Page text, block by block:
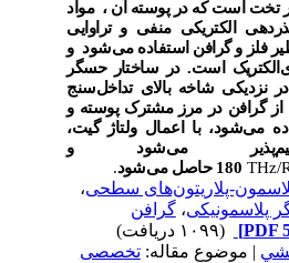
است که در پوسته آن ، مواد
الکتریکی منفی و تراوایی
فلز و گرافن استفاده می‌شود و
است. در ساختار حسگر
نزدیکی شاخه بالای تداخل‌سنج
از گرافن در مرز مشترک پوسته و
می‌شود، با اعمال ولتاژ گیت،
می‌شود و
180 حاصل می‌شود.
پلاریتون‌های سطحی،
،گرافن
| موضوع مقاله:تخصصی